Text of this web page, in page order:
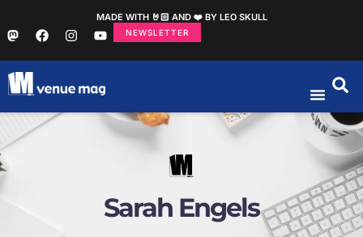
MADE WITH 🤘🏻 AND ❤️ BY LEO SKULL
NEWSLETTER
Sarah Engels